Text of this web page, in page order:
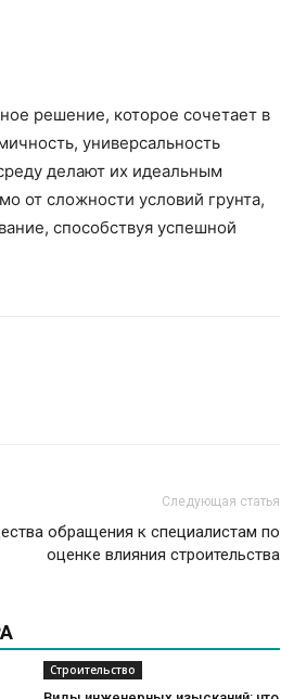
решение, которое сочетает в
универсальность
делают их идеальным
от сложности условий грунта,
способствуя успешной
Следующая статья
обращения к специалистам по
оценке влияния строительства
Строительство